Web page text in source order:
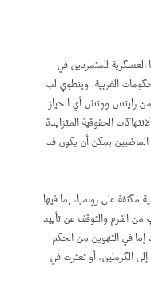
العسكرية للمتمردين في
الغربية. وينطوي لب
رايتس ووتش أي انحياز
الحقوقية المتزايدة
يمكن أن يكون قد
على روسيا، بما فيها
من القرم والتوقف عن تأييد
في التهوين من الحكم
الكرملين، أو تعثرت في